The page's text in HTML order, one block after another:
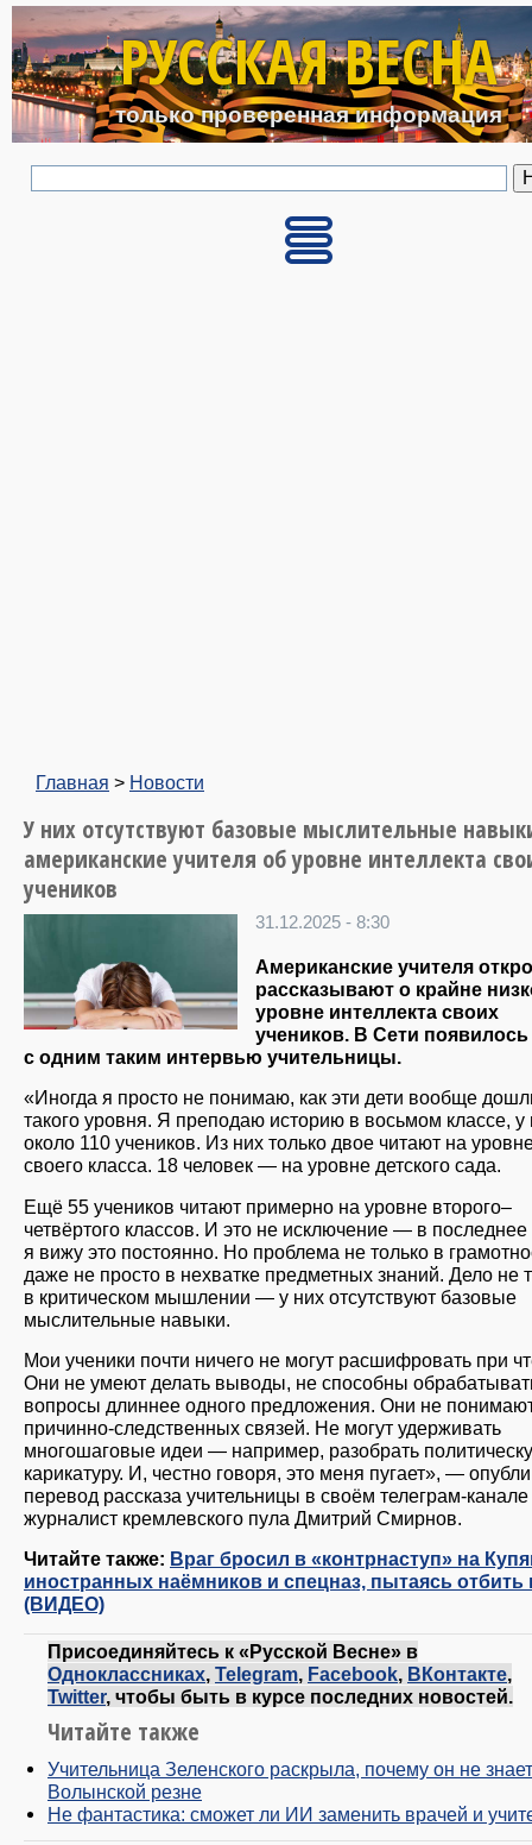
Перейти к основному
РУССКАЯ ВЕСНА
только проверенная информация
Главная > Новости
У них отсутствуют базовые мыслительные
американские учителя об уровне интеллекта
учеников
31.12.2025 - 8:30
Американские учителя
рассказывают о крайне
уровне интеллекта своих
учеников. В Сети
с одним таким интервью учительницы.
«Иногда я просто не понимаю, как эти дети вообще
такого уровня. Я преподаю историю в восьмом классе, у
около 110 учеников. Из них только двое читают на
своего класса. 18 человек — на уровне детского сада.
Ещё 55 учеников читают примерно на уровне второго–
четвёртого классов. И это не исключение — в
я вижу это постоянно. Но проблема не только в
даже не просто в нехватке предметных знаний. Дело не
в критическом мышлении — у них отсутствуют базовые
мыслительные навыки.
Мои ученики почти ничего не могут расшифровать при
Они не умеют делать выводы, не способны
вопросы длиннее одного предложения. Они не
причинно-следственных связей. Не могут удерживать
многошаговые идеи — например, разобрать
карикатуру. И, честно говоря, это меня пугает», —
перевод рассказа учительницы в своём телеграм-канале
журналист кремлевского пула Дмитрий Смирнов.
Читайте также: Враг бросил в «контрнаступ» на
иностранных наёмников и спецназ, пытаясь отбить
(ВИДЕО)
Присоединяйтесь к «Русской Весне» в
Одноклассниках, Telegram, Facebook, ВКонтакте,
Twitter, чтобы быть в курсе последних новостей.
Читайте также
Учительница Зеленского раскрыла, почему он не
Волынской резне
Не фантастика: сможет ли ИИ заменить врачей и